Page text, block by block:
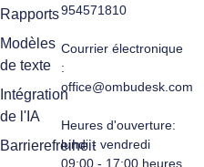
Rapports
Modèles
de texte
Intégration
de l'IA
Barrierefreiheit
954571810
Courrier électronique
:
office@ombudesk.com
Heures d'ouverture:
lundi - vendredi
09:00 - 17:00 heures